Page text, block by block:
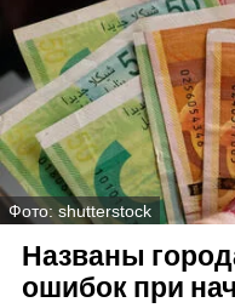
Фото: shutterstock
Названы
ошибок при